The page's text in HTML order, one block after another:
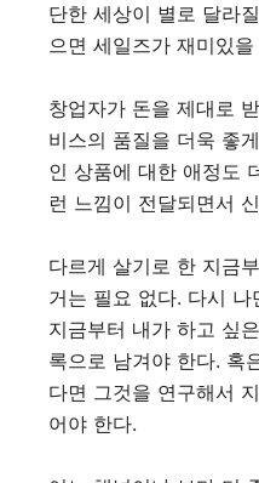
단한 세상이 별로 달라
으면 세일즈가 재미있
창업자가 돈을 제대로
비스의 품질을 더욱 좋
인 상품에 대한 애정도
런 느낌이 전달되면서
다르게 살기로 한 지금
거는 필요 없다. 다시
지금부터 내가 하고 싶
록으로 남겨야 한다. 혹
다면 그것을 연구해서
어야 한다.